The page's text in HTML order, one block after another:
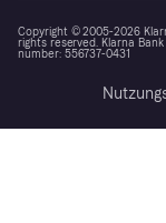
Copyright © 2005-2026
rights reserved. Klarna Bank
number: 556737-0431